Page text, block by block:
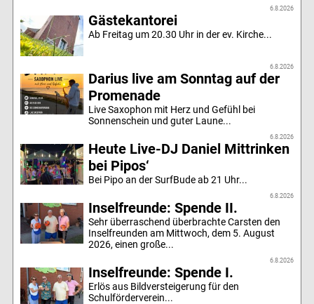
6.8.2026
Gästekantorei
Ab Freitag um 20.30 Uhr in der ev. Kirche...
6.8.2026
Darius live am Sonntag auf der
Promenade
Live Saxophon mit Herz und Gefühl bei
Sonnenschein und guter Laune...
6.8.2026
Heute Live-DJ Daniel Mittrinken
bei Pipos‘
Bei Pipo an der SurfBude ab 21 Uhr...
6.8.2026
Inselfreunde: Spende II.
Sehr überraschend überbrachte Carsten den
Inselfreunden am Mittwoch, dem 5. August
2026, einen große...
6.8.2026
Inselfreunde: Spende I.
Erlös aus Bildversteigerung für den
Schulförderverein...